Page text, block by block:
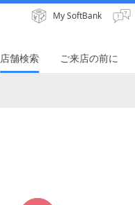
My SoftBank
店舗検索 ご来店の前に